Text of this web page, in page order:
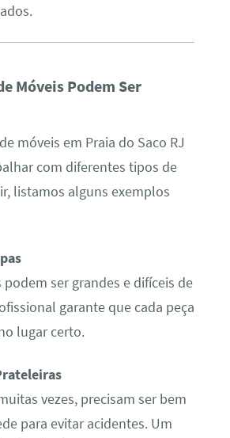
Móveis Podem Ser
móveis em Praia do Saco RJ
com diferentes tipos de
listamos alguns exemplos
ser grandes e difíceis de
garante que cada peça
lugar certo.
vezes, precisam ser bem
para evitar acidentes. Um